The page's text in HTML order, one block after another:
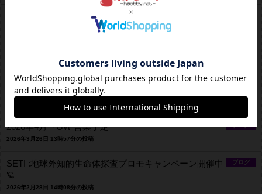
7月の営業カレンダー🌻
2026年5月27日 18時51分の投稿
2026年5月の営業予定
2026年4月〜GW 営業予定
2026年3月26日 13時57分の投稿
ブログ
SETI :地球外知的生命体探査プロモキャンペーン開催中
🪐
2026年2月28日 14時08分の投稿